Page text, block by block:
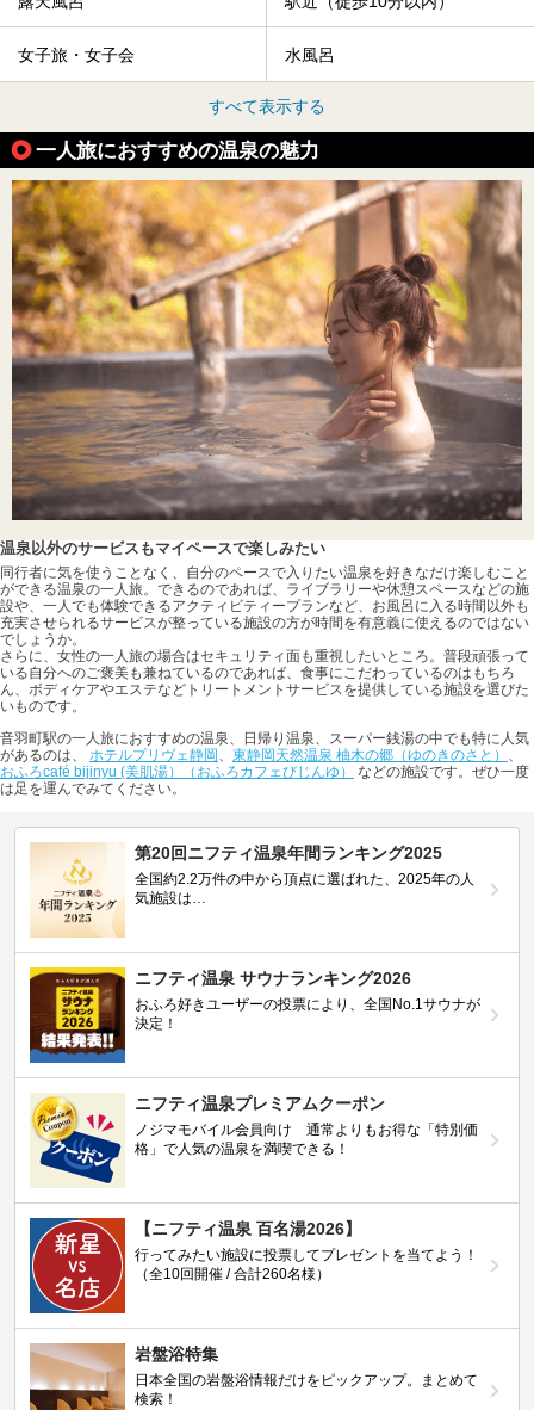
女子旅・女子会 水風呂
すべて表示する
一人旅におすすめの温泉の魅力
温泉以外のサービスもマイペースで楽しみたい
同行者に気を使うことなく、自分のペースで入りたい温泉を好きなだけ楽しむこと
ができる温泉の一人旅。できるのであれば、ライブラリーや休憩スペースなどの施
設や、一人でも体験できるアクティビティープランなど、お風呂に入る時間以外も
充実させられるサービスが整っている施設の方が時間を有意義に使えるのではない
でしょうか。
さらに、女性の一人旅の場合はセキュリティ面も重視したいところ。普段頑張って
いる自分へのご褒美も兼ねているのであれば、食事にこだわっているのはもちろ
ん、ボディケアやエステなどトリートメントサービスを提供している施設を選びた
いものです。
音羽町駅の一人旅におすすめの温泉、日帰り温泉、スーパー銭湯の中でも特に人気
があるのは、 ホテルプリヴェ静岡 、 東静岡天然温泉 柚木の郷（ゆのきのさと） 、
おふろcafé bijinyu (美肌湯）（おふろカフェびじんゆ）
などの施設です。ぜひ一度
は足を運んでみてください。
第20回ニフティ温泉年間ランキング2025
全国約2.2万件の中から頂点に選ばれた、2025年の人
気施設は…
ニフティ温泉 サウナランキング2026
おふろ好きユーザーの投票により、全国No.1サウナが
決定！
ニフティ温泉プレミアムクーポン
ノジマモバイル会員向け 通常よりもお得な「特別価
格」で人気の温泉を満喫できる！
【ニフティ温泉 百名湯2026】
行ってみたい施設に投票してプレゼントを当てよう！
（全10回開催 / 合計260名様）
岩盤浴特集
日本全国の岩盤浴情報だけをピックアップ。まとめて
検索！